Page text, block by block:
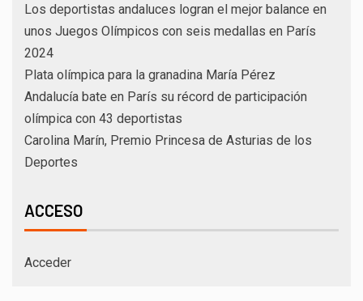
Los deportistas andaluces logran el mejor balance en
unos Juegos Olímpicos con seis medallas en París
2024
Plata olímpica para la granadina María Pérez
Andalucía bate en París su récord de participación
olímpica con 43 deportistas
Carolina Marín, Premio Princesa de Asturias de los
Deportes
ACCESO
Acceder